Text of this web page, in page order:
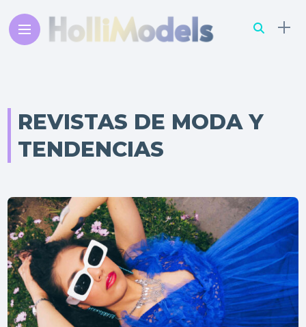
REVISTAS DE MODA Y
TENDENCIAS